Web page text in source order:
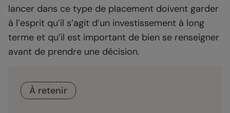
lancer dans ce type de placement doivent garder
à l’esprit qu’il s’agit d’un investissement à long
terme et qu’il est important de bien se renseigner
avant de prendre une décision.
À retenir